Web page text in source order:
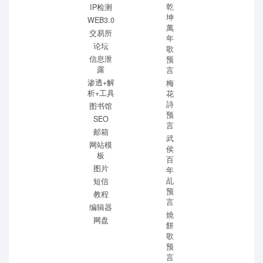
IP检测
WEB3.0
交易所
论坛
信息泄
露
渗透+解
析+工具
图书馆
SEO
邮箱
网站模
板
图片
短信
教程
编辑器
网盘
乾
坤
萬
年
歌
预
言
梅
花
詩
预
言
武
侯
百
年
乩
预
言
燒
餅
歌
预
言